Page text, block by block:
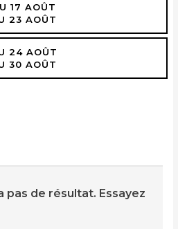
17 AOÛT
23 AOÛT
24 AOÛT
30 AOÛT
de résultat. Essayez